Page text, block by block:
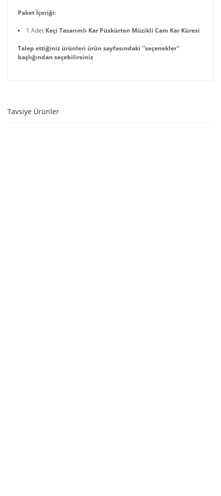
Paket İçeriği:
1 Adet Keçi Tasarımlı Kar Püskürten Müzikli Cam Kar Küresi
Talep ettiğiniz ürünleri ürün sayfasındaki ''seçenekler''
başlığından seçebilirsiniz
Tavsiye Ürünler